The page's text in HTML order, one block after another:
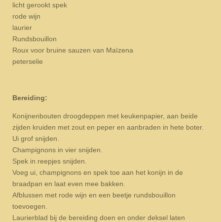
licht gerookt spek
rode wijn
laurier
Rundsbouillon
Roux voor bruine sauzen van Maïzena
peterselie
Bereiding:
Konijnenbouten droogdeppen met keukenpapier, aan beide
zijden kruiden met zout en peper en aanbraden in hete boter.
Ui grof snijden.
Champignons in vier snijden.
Spek in reepjes snijden.
Voeg ui, champignons en spek toe aan het konijn in de
braadpan en laat even mee bakken.
Afblussen met rode wijn en een beetje rundsbouillon
toevoegen.
Laurierblad bij de bereiding doen en onder deksel laten